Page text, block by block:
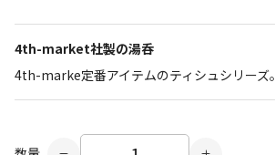
4th-market社製の湯呑
4th-marke定番アイテムのティシュシリーズ。